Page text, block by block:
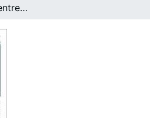
Troben una relació entre els pensaments suïcides i l'alteració d'uns bacteris de la boca